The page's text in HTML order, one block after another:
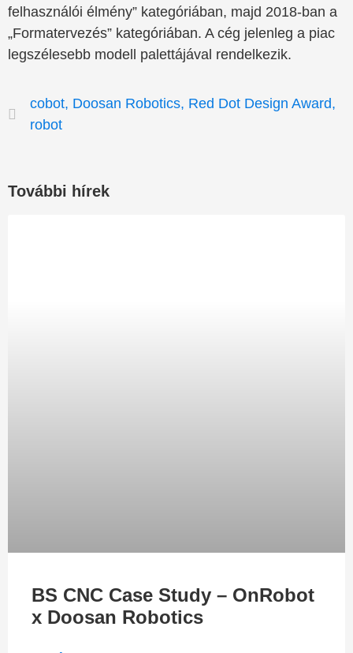
felhasználói élmény” kategóriában, majd 2018-ban a
„Formatervezés” kategóriában. A cég jelenleg a piac
legszélesebb modell palettájával rendelkezik.
cobot, Doosan Robotics, Red Dot Design Award,
robot
További hírek
BS CNC Case Study – OnRobot
x Doosan Robotics